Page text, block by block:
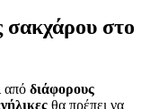
σακχάρου στο
από διάφορους
θα πρέπει να